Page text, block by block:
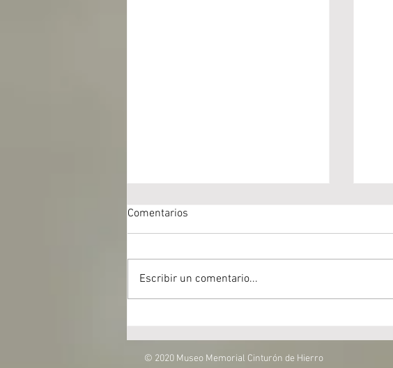
Comentarios
Escribir un comentario...
© 2020 Museo Memorial Cinturón de Hierro